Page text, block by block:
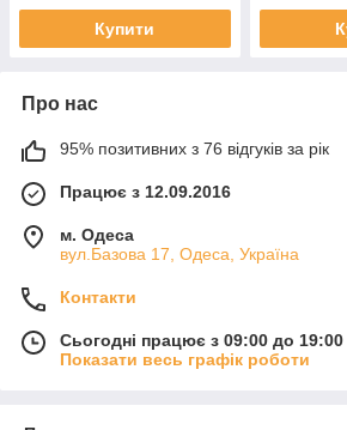
Купити
Про нас
95% позитивних з 76 відгуків за рік
Працює з 12.09.2016
м. Одеса
вул.Базова 17, Одеса, Україна
Контакти
Сьогодні працює з 09:00 до 19:00
Показати весь графік роботи